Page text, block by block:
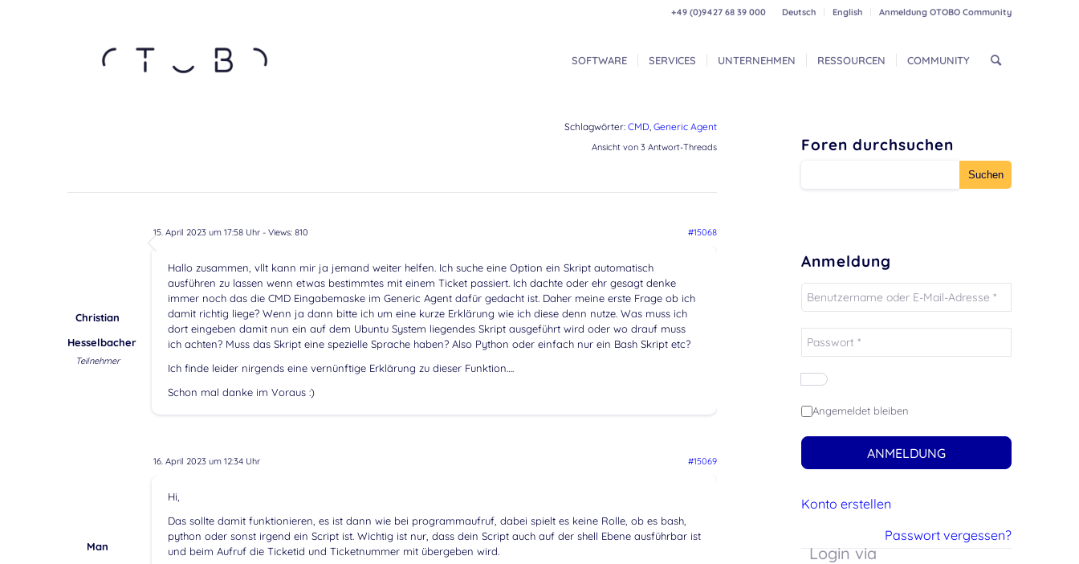
Deutsch English Anmeldung OTOBO Community
+49 (0)9427 68 39 000
SOFTWARE SERVICES UNTERNEHMEN RESSOURCEN COMMUNITY
Schlagwörter: CMD, Generic Agent
Ansicht von 3 Antwort-Threads
15. April 2023 um 17:58 Uhr- Views: 810 #15068
Christian
Hesselbacher
Teilnehmer
Hallo zusammen, vllt kann mir ja jemand weiter helfen. Ich suche eine Option ein Skript automatisch
ausführen zu lassen wenn etwas bestimmtes mit einem Ticket passiert. Ich dachte oder ehr gesagt denke
immer noch das die CMD Eingabemaske im Generic Agent dafür gedacht ist. Daher meine erste Frage ob ich
damit richtig liege? Wenn ja dann bitte ich um eine kurze Erklärung wie ich diese denn nutze. Was muss ich
dort eingeben damit nun ein auf dem Ubuntu System liegendes Skript ausgeführt wird oder wo drauf muss
ich achten? Muss das Skript eine spezielle Sprache haben? Also Python oder einfach nur ein Bash Skript etc?
Ich finde leider nirgends eine vernünftige Erklärung zu dieser Funktion….
Schon mal danke im Voraus :)
16. April 2023 um 12:34 Uhr #15069
Man
Hi,
Das sollte damit funktionieren, es ist dann wie bei programmaufruf, dabei spielt es keine Rolle, ob es bash,
python oder sonst irgend ein Script ist. Wichtig ist nur, dass dein Script auch auf der shell Ebene ausführbar ist
und beim Aufruf die Ticketid und Ticketnummer mit übergeben wird.
Foren durchsuchen
Anmeldung
Angemeldet bleiben
ANMELDUNG
Konto erstellen
Passwort vergessen?
Login via